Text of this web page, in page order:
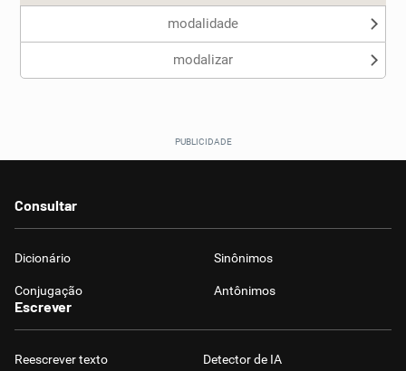
modalidade
modalizar
Consultar
Dicionário Sinônimos
Conjugação Antônimos
Escrever
Reescrever texto Detector de IA